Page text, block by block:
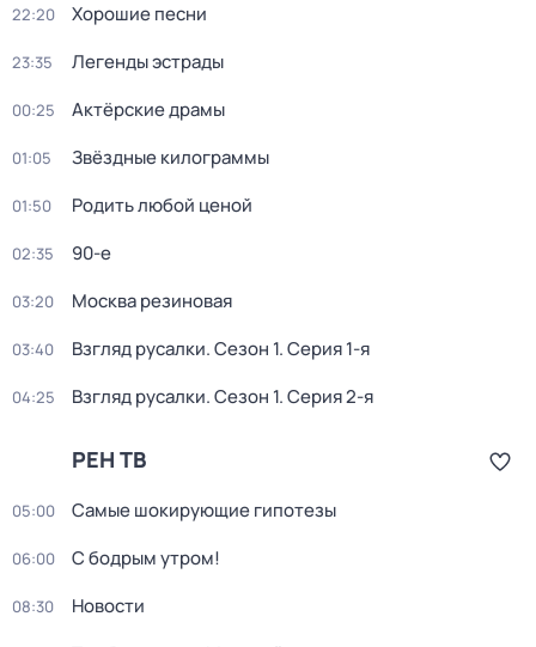
22:20 Хорошие песни
23:35 Легенды эстрады
00:25 Актёрские драмы
01:05 Звёздные килограммы
01:50 Родить любой ценой
02:35 90-е
03:20 Москва резиновая
03:40 Взгляд русалки. Сезон 1. Серия 1-я
04:25 Взгляд русалки. Сезон 1. Серия 2-я
РЕН ТВ
05:00 Самые шoкиpующие гипотезы
06:00 С бодрым утром!
08:30 Новости